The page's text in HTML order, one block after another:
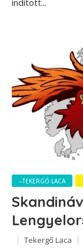
--TEKERGŐ LACA
Tekergő Laca